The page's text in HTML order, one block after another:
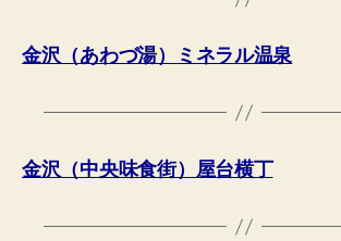
金沢（あわづ湯）ミネラル温泉
金沢（中央味食街）屋台横丁